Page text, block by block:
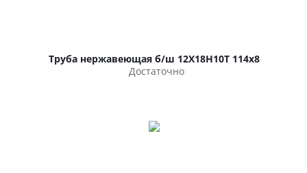
Труба нержавеющая б/ш 12Х18Н10Т 114х8
Достаточно